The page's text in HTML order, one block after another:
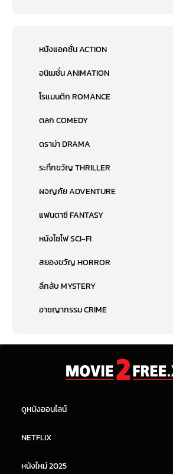
หนังแอคชั่น ACTION
อนิเมชั่น ANIMATION
โรแมนติก ROMANCE
ตลก COMEDY
ดราม่า DRAMA
ระทึกขวัญ THRILLER
ผจญภัย ADVENTURE
แฟนตาซี FANTASY
หนังไซไฟ SCI-FI
สยองขวัญ HORROR
ลึกลับ MYSTERY
อาชญากรรม CRIME
ดูหนังออนไลน์
หนังจีน
NETFLIX
หนังใหม่ 2025